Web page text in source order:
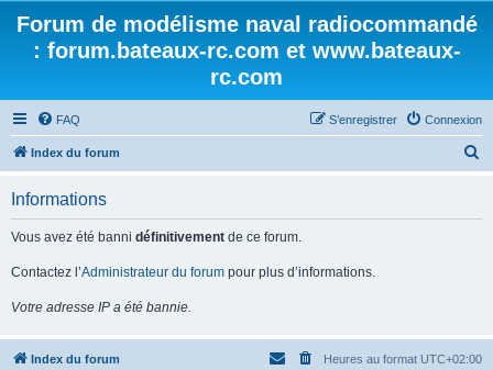
Forum de modélisme naval radiocommandé
: forum.bateaux-rc.com et www.bateaux-
rc.com
FAQ Connexion
S’enregistrer
Index du forum
e
Informations
Vous avez été banni définitivement de ce forum.
Contactez l’Administrateur du forum pour plus d’informations.
Votre adresse IP a été bannie.
Index du forum Heures au format UTC+02:00